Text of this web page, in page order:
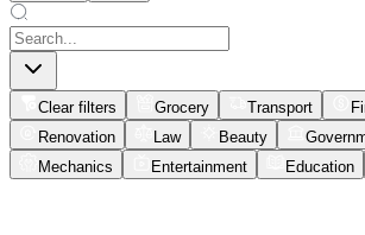
Clear filters Grocery Transport
Renovation
Law Beauty
Mechanics
Entertainment Education